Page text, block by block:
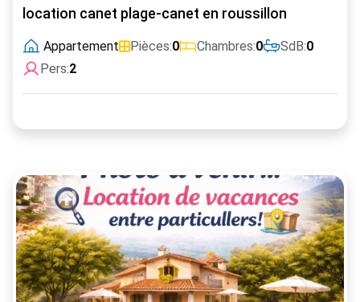
location canet plage-canet en roussillon
Appartement Pièces:0 Chambres:0 SdB:0
Pers:2